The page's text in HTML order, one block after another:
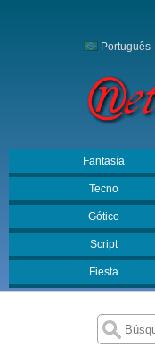
Português
Fantasía
Tecno
Gótico
Script
Fiesta